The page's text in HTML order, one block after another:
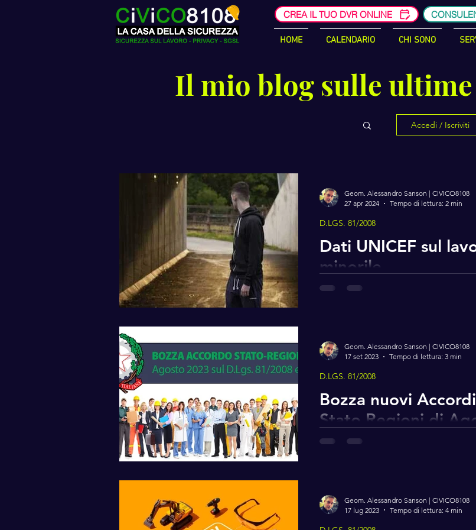
CREA IL TUO DVR ONLINE
HOME CALENDARIO CHI SONO
Il mio blog sulle
Accedi / Iscriviti
Dati UNICEF sul
minorile
Recentemente è stato redatto
D.LGS. 81/2008
Geom. Alessandro Sanson | CIVICO8108
27 apr 2024
Tempo di lettura: 2 min
Bozza nuovi Accordi
Stato Regioni di
2023: le novità
D.LGS. 81/2008
Geom. Alessandro Sanson | CIVICO8108
17 set 2023
Tempo di lettura: 3 min
Geom. Alessandro Sanson | CIVICO8108
17 lug 2023
Tempo di lettura: 4 min